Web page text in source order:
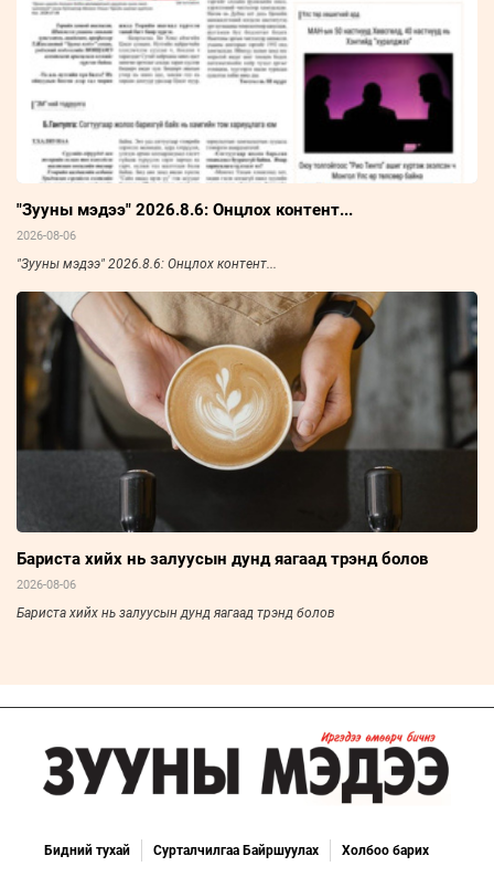
"Зууны мэдээ" 2026.8.6: Онцлох контент...
2026-08-06
"Зууны мэдээ" 2026.8.6: Онцлох контент...
Бариста хийх нь залуусын дунд яагаад трэнд болов
2026-08-06
Бариста хийх нь залуусын дунд яагаад трэнд болов
Бидний тухай Сурталчилгаа Байршуулах Холбоо барих